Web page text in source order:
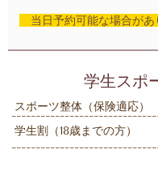
当日予約可能な場合があ
学生スポ
スポーツ整体（保険適応）
学生割（18歳までの方）